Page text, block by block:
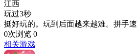
江西
玩过3秒
挺好玩的。玩到后面越来越难。拼手速
0次浏览 0
相关游戏